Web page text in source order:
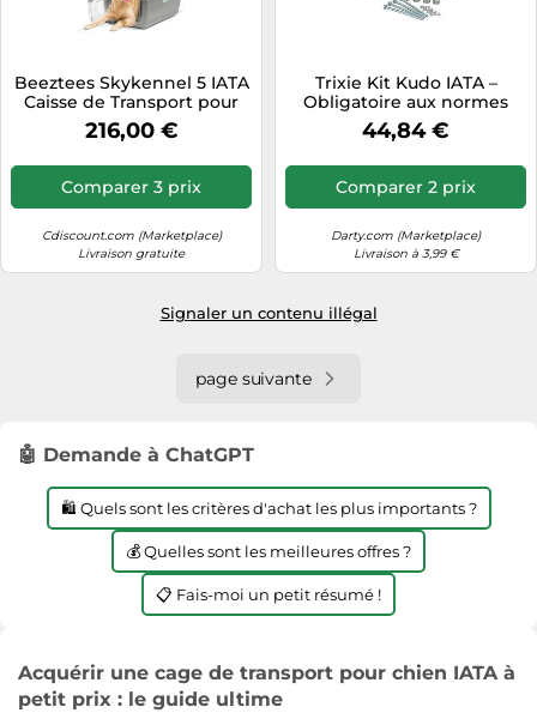
Beeztees Skykennel 5 IATA
Caisse de Transport pour
Chien de 32-41 kg Gris
216,00 €
Comparer 3 prix
Cdiscount.com (Marketplace)
Livraison gratuite
Trixie Kit Kudo IATA –
Obligatoire aux normes
IATA pour transport aérien
d'animaux TR-39739
44,84 €
Comparer 2 prix
Darty.com (Marketplace)
Livraison à 3,99 €
Signaler un contenu illégal
page suivante
🤖 Demande à ChatGPT
🛍️ Quels sont les critères d'achat les plus importants ?
💰 Quelles sont les meilleures offres ?
📋 Fais-moi un petit résumé !
Acquérir une cage de transport pour chien IATA à
petit prix : le guide ultime